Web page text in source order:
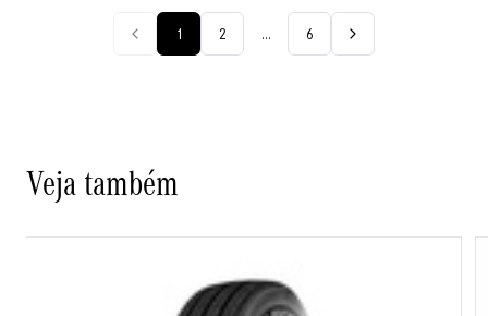
1 2 ... 6
Veja também